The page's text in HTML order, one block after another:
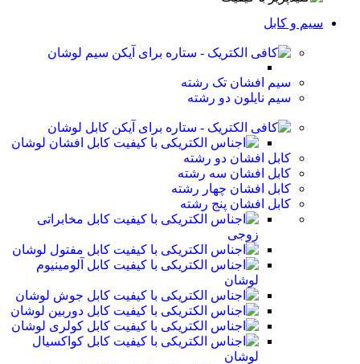
سیم و کابل
سیم لوشان
سیم افشان تک رشته
سیم نایلون دو رشته
کابل لوشان
کابل افشان لوشان
کابل افشان دو رشته
کابل افشان سه رشته
کابل افشان چهار رشته
کابل افشان پنج رشته
کابل مخابراتی
زوجی
کابل مفتول لوشان
کابل آلومینیوم
لوشان
کابل جوش لوشان
کابل دوربین لوشان
کابل کولری لوشان
کابل کواکسیال
لوشان